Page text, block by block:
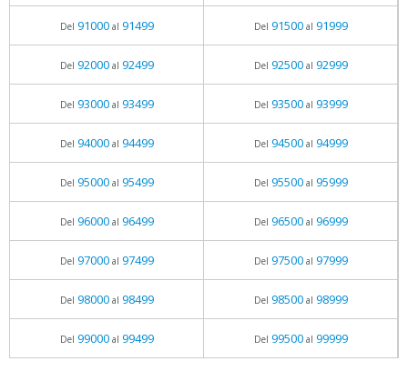
Del 91000al 91499 Del 91500al 91999
Del 92000al 92499 Del 92500al 92999
Del 93000al 93499 Del 93500al 93999
Del 94000al 94499 Del 94500al 94999
Del 95000al 95499 Del 95500al 95999
Del 96000al 96499 Del 96500al 96999
Del 97000al 97499 Del 97500al 97999
Del 98000al 98499 Del 98500al 98999
Del 99000al 99499 Del 99500al 99999